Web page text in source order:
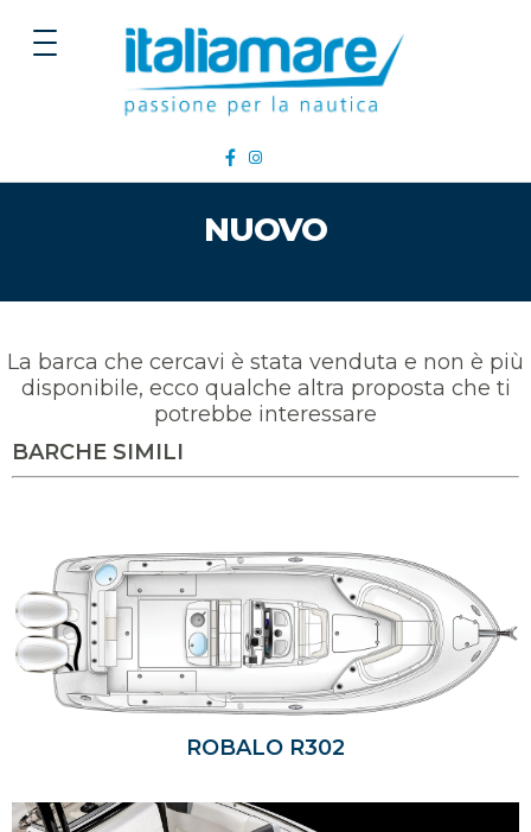
NUOVO
La barca che cercavi è stata venduta e non è più
disponibile, ecco qualche altra proposta che ti
potrebbe interessare
BARCHE SIMILI
ROBALO R302